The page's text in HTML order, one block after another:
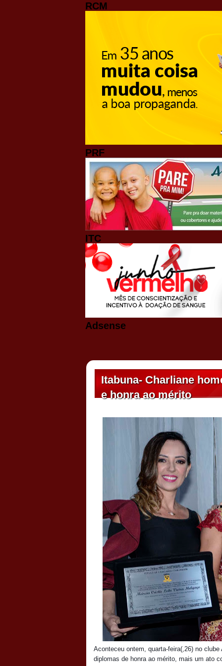
RCM
PRF
ITC
Adsense
Itabuna- Charliane
e honra ao mérito
Aconteceu ontem, quarta-feira(,26) no
diplomas de honra ao mérito, mais um ato